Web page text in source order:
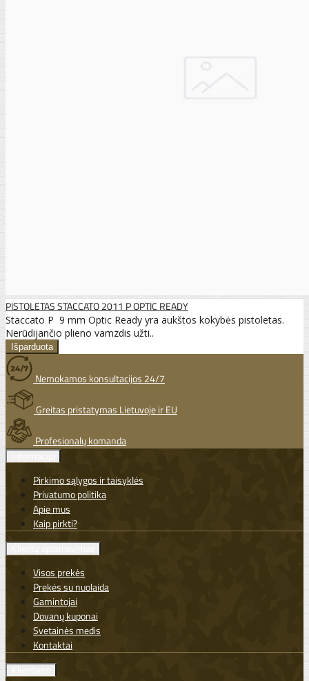
PISTOLETAS STACCATO 2011 P OPTIC READY
Staccato P 9 mm Optic Ready yra aukštos kokybės pistoletas.
Nerūdijančio plieno vamzdis užti..
Nemokamos konsultacijos 24/7
Greitas pristatymas Lietuvoje ir EU
Profesionalų komanda
Pirkimo sąlygos ir taisyklės
Privatumo politika
Apie mus
Kaip pirkti?
Visos prekės
Prekės su nuolaida
Gamintojai
Dovanų kuponai
Svetainės medis
Kontaktai